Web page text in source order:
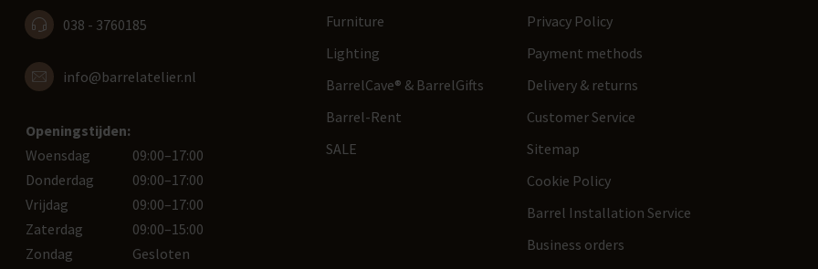
038 - 3760185
info@barrelatelier.nl
Openingstijden:
Woensdag
09:00–17:00
Donderdag
09:00–17:00
Vrijdag
09:00–17:00
Zaterdag
09:00–15:00
Zondag
Gesloten
Furniture
Lighting
BarrelCave® & BarrelGifts
Barrel-Rent
SALE
Privacy Policy
Payment methods
Delivery & returns
Customer Service
Sitemap
Cookie Policy
Barrel Installation Service
Business orders